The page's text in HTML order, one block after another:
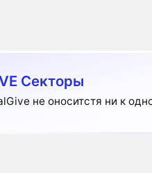
Секторы
не оноситстя ни к